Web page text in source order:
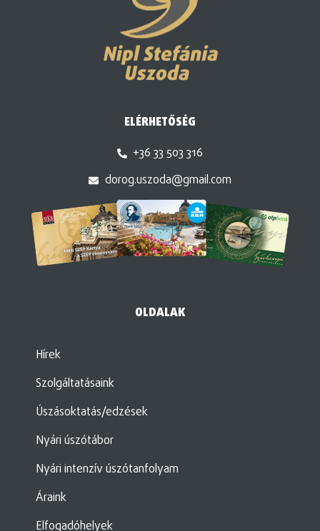
ELÉRHETŐSÉG
+36 33 503 316
dorog.uszoda@gmail.com
OLDALAK
Hírek
Szolgáltatásaink
Úszásoktatás/edzések
Nyári úszótábor
Nyári intenzív úszótanfolyam
Áraink
Elfogadóhelyek